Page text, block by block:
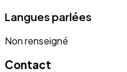
Langues parlées
Non renseigné
Contact